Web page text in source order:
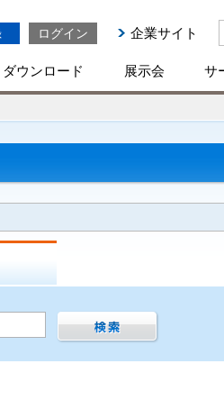
ログイン 企業サイト
ダウンロード 展示会 サ